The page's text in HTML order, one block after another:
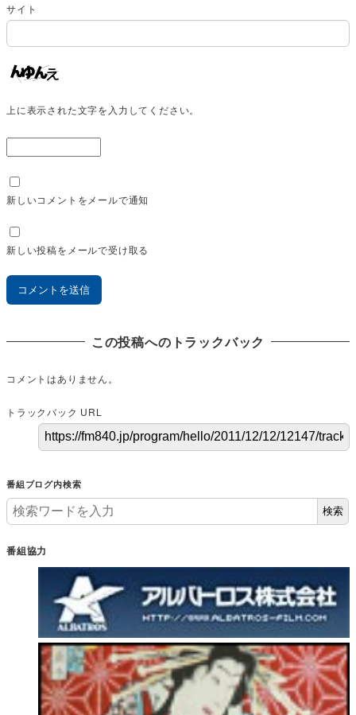
サイト
上に表示された文字を入力してください。
新しいコメントをメールで通知
新しい投稿をメールで受け取る
この投稿へのトラックバック
コメントはありません。
トラックバック URL
番組ブログ内検索
検索
番組協力